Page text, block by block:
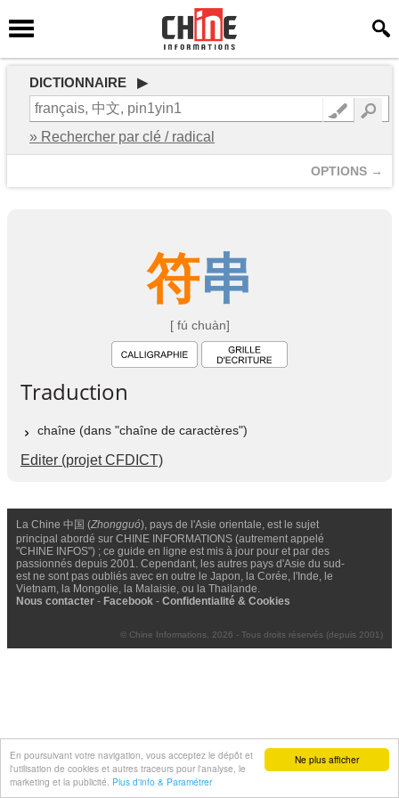
Ne plus afficher
En poursuivant votre navigation, vous acceptez le dépôt et
l'utilisation de cookies et autres traceurs pour l'analyse, le
marketing et la publicité. Plus d'info & Paramétrer
DICTIONNAIRE ▶
» Rechercher par clé / radical
OPTIONS →
符串
[ fú chuàn]
Traduction
chaîne (dans "chaîne de caractères")
Editer (projet CFDICT)
La Chine 中国 (Zhongguó), pays de l'Asie orientale, est le sujet
principal abordé sur CHINE INFORMATIONS (autrement appelé
"CHINE INFOS") ; ce guide en ligne est mis à jour pour et par des
passionnés depuis 2001. Cependant, les autres pays d'Asie du sud-
est ne sont pas oubliés avec en outre le Japon, la Corée, l'Inde, le
Vietnam, la Mongolie, la Malaisie, ou la Thailande.
Nous contacter - Facebook - Confidentialité & Cookies
© Chine Informations, 2026 - Tous droits réservés (depuis 2001)